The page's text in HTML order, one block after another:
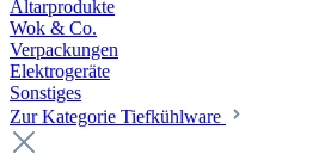
Altarprodukte
Wok & Co.
Verpackungen
Elektrogeräte
Sonstiges
Zur Kategorie Tiefkühlware